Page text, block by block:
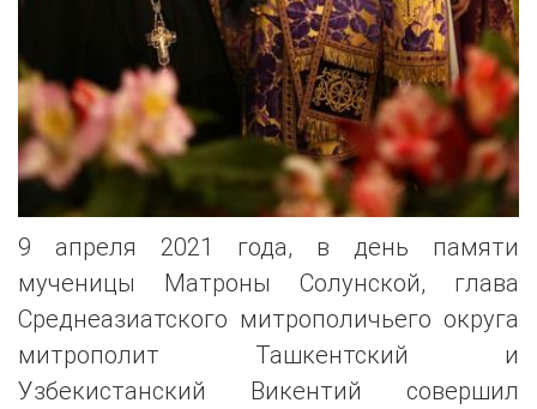
9 апреля 2021 года, в день памяти
мученицы Матроны Солунской, глава
Среднеазиатского митрополичьего округа
митрополит Ташкентский и
Узбекистанский Викентий совершил